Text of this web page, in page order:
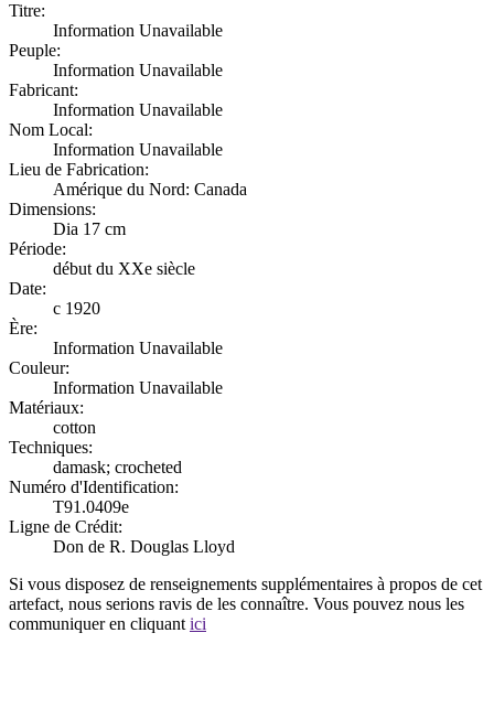
Titre:
Information Unavailable
Peuple:
Information Unavailable
Fabricant:
Information Unavailable
Nom Local:
Information Unavailable
Lieu de Fabrication:
Amérique du Nord: Canada
Dimensions:
Dia 17 cm
Période:
début du XXe siècle
Date:
c 1920
Ère:
Information Unavailable
Couleur:
Information Unavailable
Matériaux:
cotton
Techniques:
damask; crocheted
Numéro d'Identification:
T91.0409e
Ligne de Crédit:
Don de R. Douglas Lloyd
Si vous disposez de renseignements supplémentaires à propos de cet
artefact, nous serions ravis de les connaître. Vous pouvez nous les
communiquer en cliquant ici